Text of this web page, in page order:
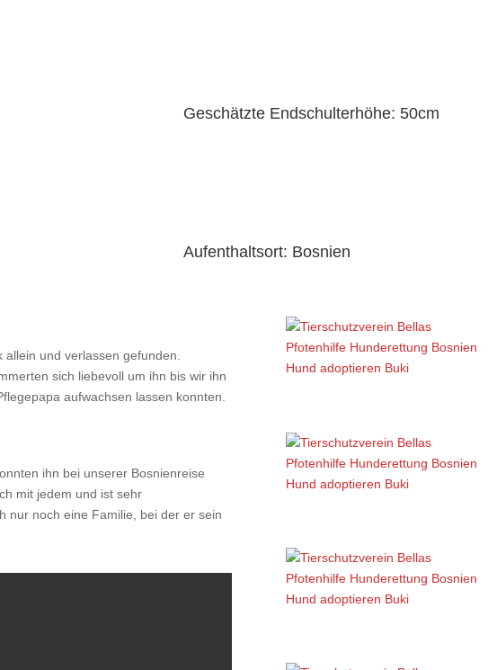
Geschätzte Endschulterhöhe: 50cm
Aufenthaltsort: Bosnien
allein und verlassen gefunden.
sich liebevoll um ihn bis wir ihn
aufwachsen lassen konnten.
ihn bei unserer Bosnienreise
mit jedem und ist sehr
nur noch eine Familie, bei der er sein